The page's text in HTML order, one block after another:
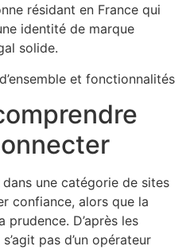
résidant en France qui
identité de marque
solide.
dans une catégorie de sites
confiance, alors que la
D’après les
pas d’un opérateur